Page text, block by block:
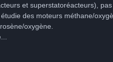
et superstatoréacteurs), pas
des moteurs méthane/
oxygène.